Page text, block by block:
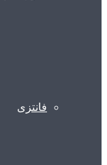
فانتزی